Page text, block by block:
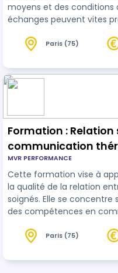
moyens et des conditions
échanges peuvent vites
contexte de forte charge
comportementales et
propose de développer
Paris (75)
Formation :
communication
MVR PERFORMANCE
Cette formation vise à
la qualité de la relation
soignés. Elle se concentre sur le développement
des compétences en
émotionnels et
établir une relation de
Paris (75)